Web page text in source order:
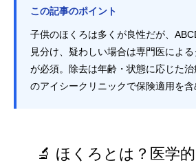
この記事のポイント
子供のほくろは多くが良性だが、
見分け、疑わしい場合は専門医によ
が必須。除去は年齢・状態に応じた
のアイシークリニックで保険適用を含
🔬 ほくろとは？医学